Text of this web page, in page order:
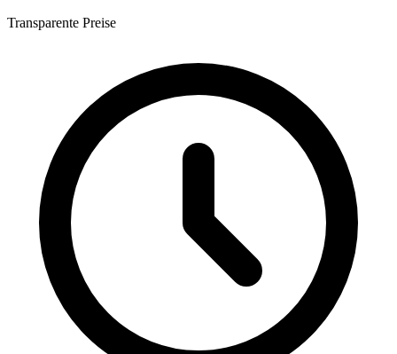
Transparente Preise